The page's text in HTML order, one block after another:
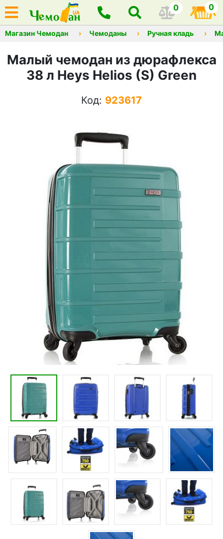
0 0
Магазин Чемодан Чемоданы Ручная кладь
Малый чемодан из дюрафлекса
38 л Heys Helios (S) Green
Код: 923617